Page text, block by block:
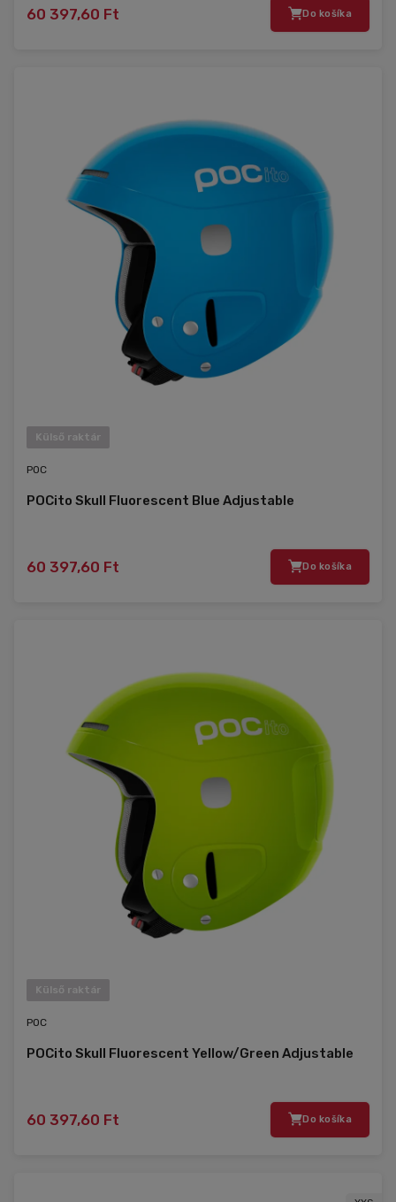
60 397,60 Ft Do košíka
Külső raktár
POC
POCito Skull Fluorescent Blue Adjustable
60 397,60 Ft Do košíka
Külső raktár
POC
POCito Skull Fluorescent Yellow/Green Adjustable
60 397,60 Ft Do košíka